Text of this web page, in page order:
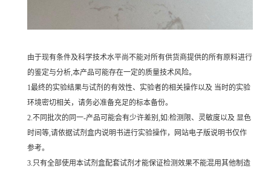
由于现有条件及科学技术水平尚不能对所有供货商提供的所有原料进行
的鉴定与分析,本产品可能存在一定的质量技术风险。
1最终的实验结果与试剂的有效性、实验者的相关操作以及 当时的实验
环境密切相关，请务必准备充足的标本备份。
2.不同批次的同一-产品可能会有少许差别,如:检测限、灵敏度以及 显色
时间等,请依据试剂盒内说明书进行实验操作，网站电子版说明书仅作
参考。
3.只有全部使用本试剂盒配套试剂才能保证检测效果不能混用其他制造